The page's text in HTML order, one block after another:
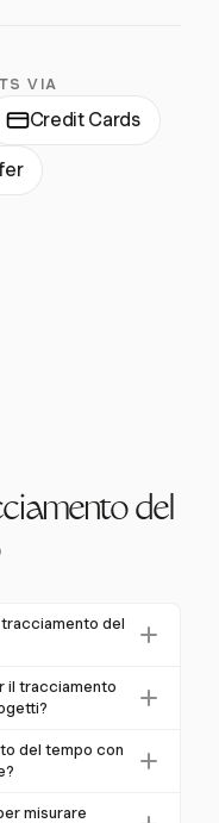
VIA
Credit Cards
del
del
del tempo
e il rispetto
risorse. Monitorare
di
assicura che i
il tracciamento
del tempo,
uno
del tempo con
con gli
misurare